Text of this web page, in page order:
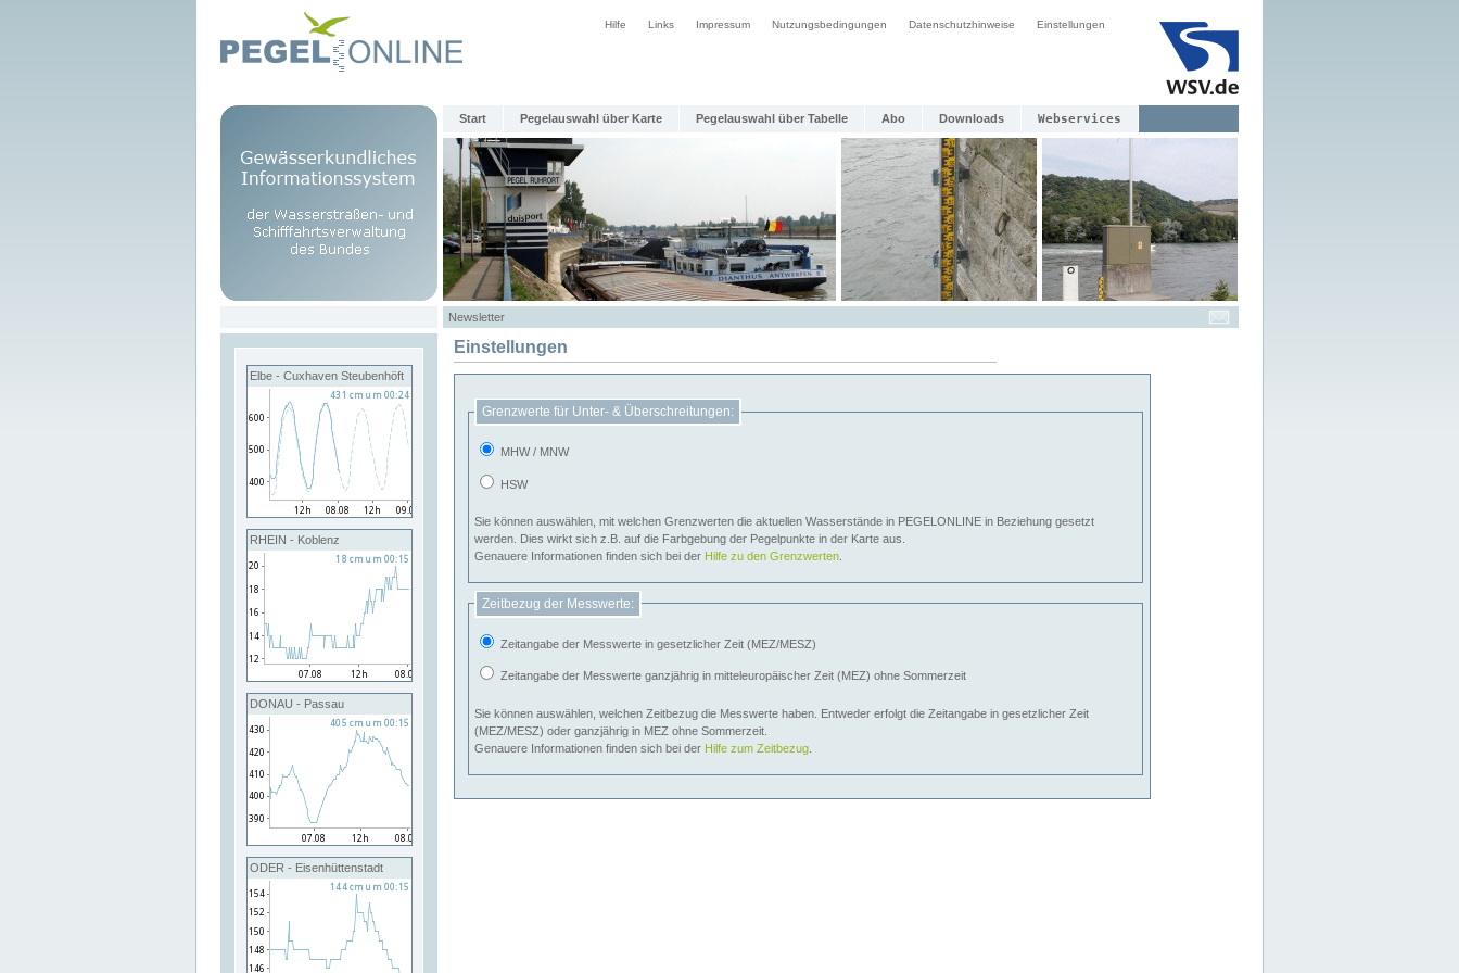
Hilfe Links Impressum Nutzungsbedingungen Datenschutzhinweise Einstellungen
Start Pegelauswahl über Karte Pegelauswahl über Tabelle Abo Downloads Webservices
Newsletter
Elbe - Cuxhaven Steubenhöft
RHEIN - Koblenz
DONAU - Passau
ODER - Eisenhüttenstadt
Einstellungen
Grenzwerte für Unter- & Überschreitungen:
MHW / MNW
HSW
Sie können auswählen, mit welchen Grenzwerten die aktuellen Wasserstände in PEGELONLINE in Beziehung gesetzt
werden. Dies wirkt sich z.B. auf die Farbgebung der Pegelpunkte in der Karte aus.
Genauere Informationen finden sich bei der Hilfe zu den Grenzwerten
Zeitbezug der Messwerte:
Zeitangabe der Messwerte in gesetzlicher Zeit (MEZ/MESZ)
Zeitangabe der Messwerte ganzjährig in mitteleuropäischer Zeit (MEZ) ohne Sommerzeit
Sie können auswählen, welchen Zeitbezug die Messwerte haben. Entweder erfolgt die Zeitangabe in gesetzlicher Zeit
(MEZ/MESZ) oder ganzjährig in MEZ ohne Sommerzeit.
Genauere Informationen finden sich bei der Hilfe zum Zeitbezug